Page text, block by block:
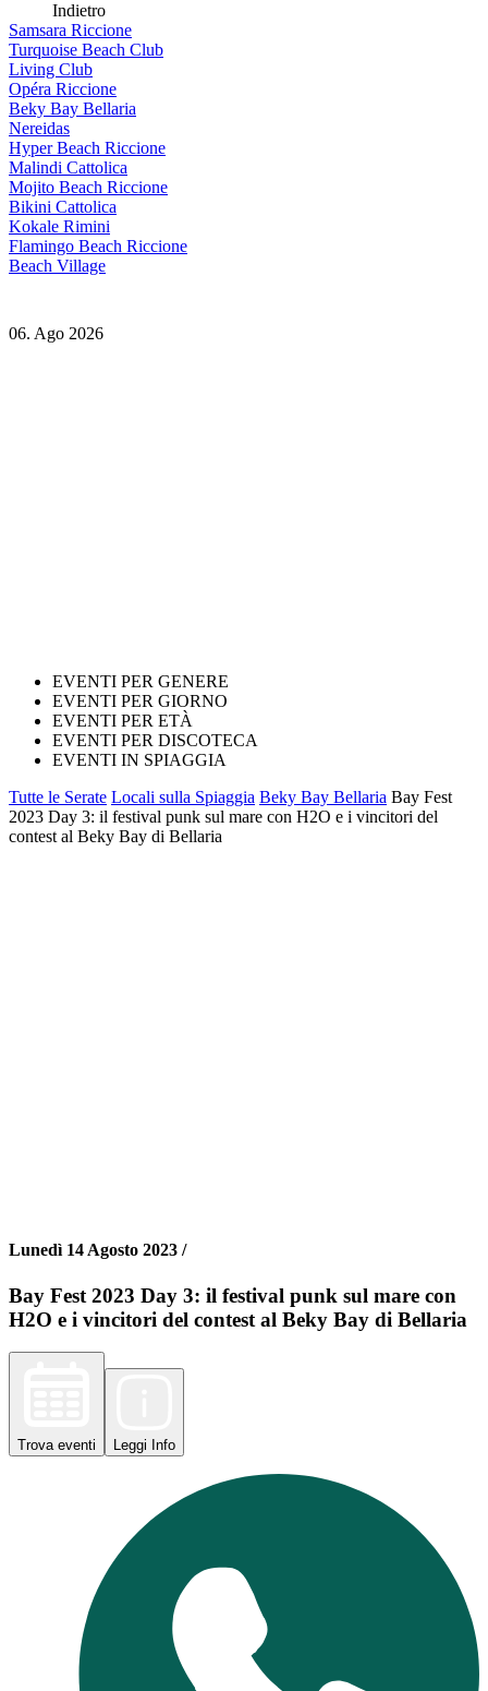
Indietro
Samsara Riccione
Turquoise Beach Club
Living Club
Opéra Riccione
Beky Bay Bellaria
Nereidas
Hyper Beach Riccione
Malindi Cattolica
Mojito Beach Riccione
Bikini Cattolica
Kokale Rimini
Flamingo Beach Riccione
Beach Village
06. Ago 2026
EVENTI PER GENERE
EVENTI PER GIORNO
EVENTI PER ETÀ
EVENTI PER DISCOTECA
EVENTI IN SPIAGGIA
Tutte le Serate Locali sulla Spiaggia Beky Bay Bellaria Bay Fest
2023 Day 3: il festival punk sul mare con H2O e i vincitori del
contest al Beky Bay di Bellaria
Lunedì 14 Agosto 2023 /
Bay Fest 2023 Day 3: il festival punk sul mare con
H2O e i vincitori del contest al Beky Bay di Bellaria
Trova eventi Leggi Info